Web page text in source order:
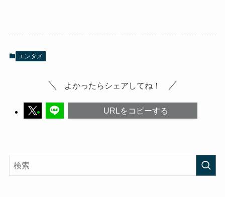
エンタメ
よかったらシェアしてね！
URLをコピーする